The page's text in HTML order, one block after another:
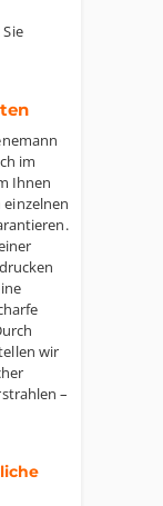
im
Ihnen
wir
–